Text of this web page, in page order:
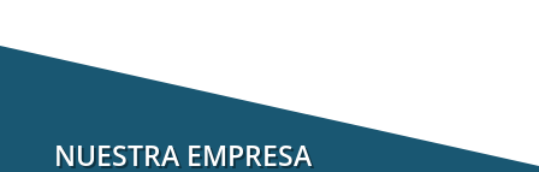
NUESTRA EMPRESA